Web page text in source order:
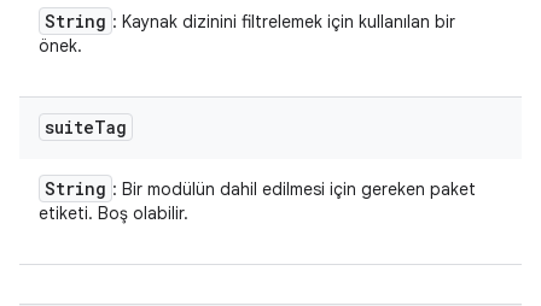
String : Kaynak dizinini filtrelemek için kullanılan bir
önek.
suiteTag
String : Bir modülün dahil edilmesi için gereken paket
etiketi. Boş olabilir.